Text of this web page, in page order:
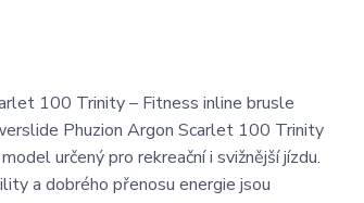
100 Trinity – Fitness inline brusle
Phuzion Argon Scarlet 100 Trinity
určený pro rekreační i svižnější jízdu.
a dobrého přenosu energie jsou